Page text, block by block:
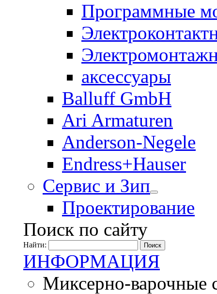
Программные
аксессуары
Balluff GmbH
Ari Armaturen
Anderson-Negele
Endress+Hauser
Сервис и Зип
Проектирование
Поиск по сайту
Найти:
ИНФОРМАЦИЯ
Миксерно-варочные